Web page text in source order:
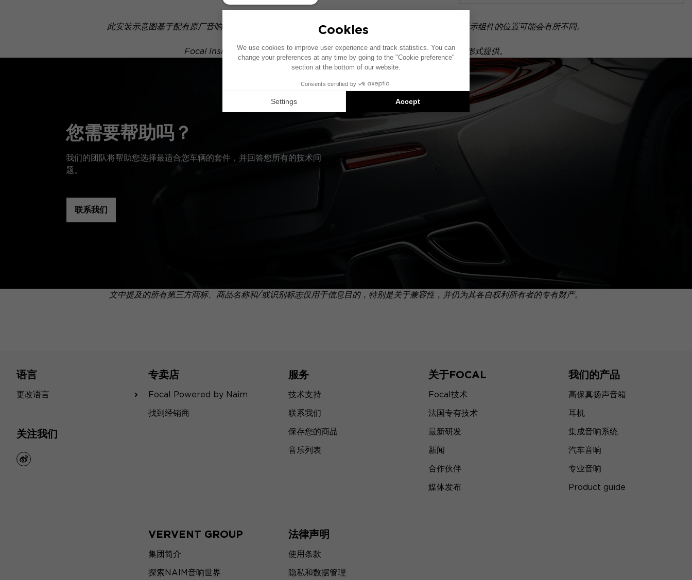
此安装示意图基于配有原厂音响系统的车辆绘制。如果您的车辆配有特定的高保真选装配置，图中所示组件的位置可能会有所不同。
Focal Inside 安装方案是兼容产品的推荐：每个组件均单独销售，并非以套装形式提供。
您需要帮助吗？
我们的团队将帮助您选择最适合您车辆的套件，并回答您所有的技术问
题。
联系我们
文中提及的所有第三方商标、商品名称和/或识别标志仅用于信息目的，特别是关于兼容性，并仍为其各自权利所有者的专有财产。
语言
更改语言
关注我们
weibo
专卖店
Focal Powered by Naim
找到经销商
服务
技术支持
联系我们
保存您的商品
音乐列表
关于FOCAL
Focal技术
法国专有技术
最新研发
新闻
合作伙伴
媒体发布
我们的产品
高保真扬声音箱
耳机
集成音响系统
汽车音响
专业音响
Product guide
VERVENT GROUP
集团简介
探索NAIM音响世界
法律声明
使用条款
隐私和数据管理